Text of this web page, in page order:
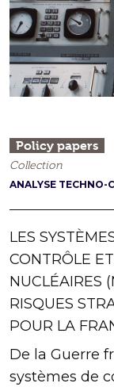
Policy papers
Collection
ANALYSE TECHNO-
LES
CONTRÔLE
NUCLÉAIRES
RISQUES
POUR LA
De la Guerre
systèmes de